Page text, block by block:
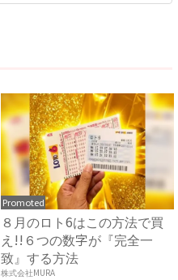
Promoted
８月のロト6はこの方法で買
え!!６つの数字が『完全一
致』する方法
株式会社MURA